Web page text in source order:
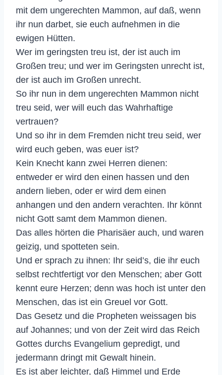
mit dem ungerechten Mammon, auf daß, wenn
ihr nun darbet, sie euch aufnehmen in die
ewigen Hütten.
Wer im geringsten treu ist, der ist auch im
Großen treu; und wer im Geringsten unrecht ist,
der ist auch im Großen unrecht.
So ihr nun in dem ungerechten Mammon nicht
treu seid, wer will euch das Wahrhaftige
vertrauen?
Und so ihr in dem Fremden nicht treu seid, wer
wird euch geben, was euer ist?
Kein Knecht kann zwei Herren dienen:
entweder er wird den einen hassen und den
andern lieben, oder er wird dem einen
anhangen und den andern verachten. Ihr könnt
nicht Gott samt dem Mammon dienen.
Das alles hörten die Pharisäer auch, und waren
geizig, und spotteten sein.
Und er sprach zu ihnen: Ihr seid’s, die ihr euch
selbst rechtfertigt vor den Menschen; aber Gott
kennt eure Herzen; denn was hoch ist unter den
Menschen, das ist ein Greuel vor Gott.
Das Gesetz und die Propheten weissagen bis
auf Johannes; und von der Zeit wird das Reich
Gottes durchs Evangelium gepredigt, und
jedermann dringt mit Gewalt hinein.
Es ist aber leichter, daß Himmel und Erde